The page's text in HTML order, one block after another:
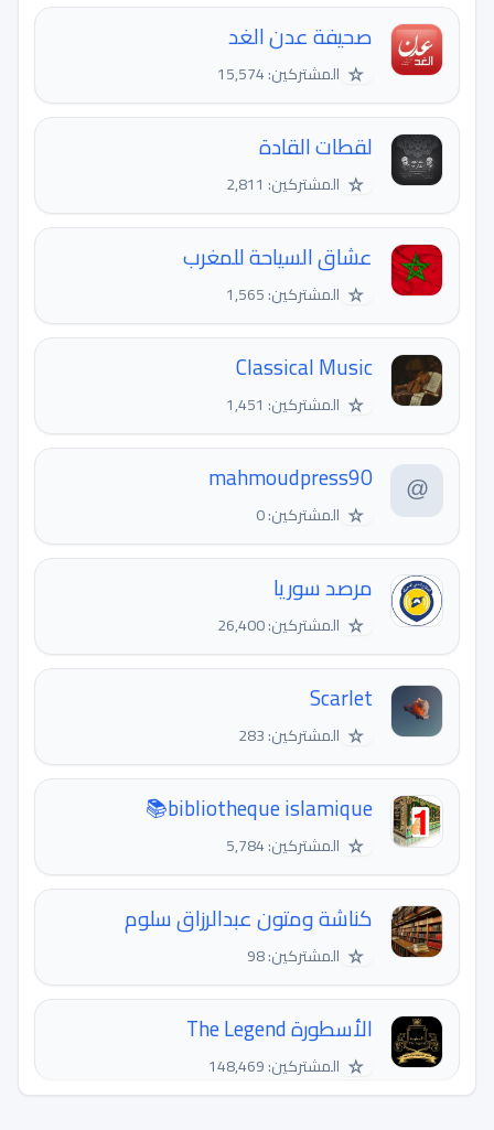
صحيفة عدن الغد
☆ المشتركين: 15,574
لقطات القادة
☆ المشتركين: 2,811
عشاق السياحة للمغرب
☆ المشتركين: 1,565
Classical Music
☆ المشتركين: 1,451
mahmoudpress90
☆ المشتركين: 0
مرصد سوريا
☆ المشتركين: 26,400
Scarlet
☆ المشتركين: 283
bibliotheque islamique📚
☆ المشتركين: 5,784
كناشة ومتون عبدالرزاق سلوم
☆ المشتركين: 98
الأسطورة The Legend
☆ المشتركين: 148,469